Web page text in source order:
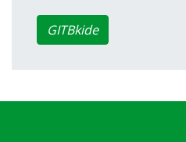
GITBkide